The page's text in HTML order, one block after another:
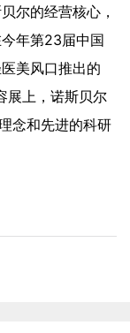
尔的经营核心，
年第23届中国
美风口推出的
展上，诺斯贝尔
念和先进的科研